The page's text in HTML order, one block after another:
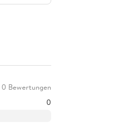
0 Bewertungen
0